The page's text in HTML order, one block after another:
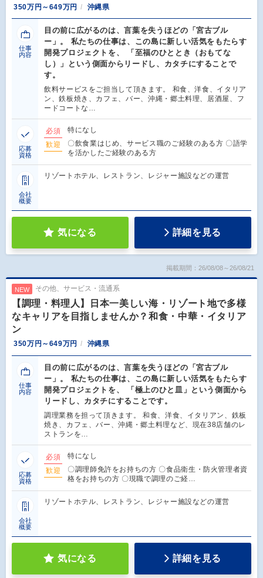
350万円～649万円 沖縄県
仕事
内容
目の前に広がるのは、言葉を失うほどの「宮古ブル
ー」。 私たちの仕事は、この島に新しい活気をもたらす
開発プロジェクトを、 「至福のひととき（おもてな
し）」という側面からリードし、カタチにすることで
す。
飲料サービスをご担当して頂きます。 和食、洋食、イタリア
ン、鉄板焼き、カフェ、バー、沖縄・郷土料理、居酒屋、フ
ードコートな…
応募
資格
必須
特になし
歓迎
〇飲食業はじめ、サービス職のご経験のある方 〇語学
を活かしたご経験のある方
会社
概要
リゾートホテル、レストラン、レジャー施設などの運営
気になる 詳細を見る
掲載期間：26/08/08～26/08/21
NEW その他、サービス・流通系
【調理・料理人】日本一美しい海・リゾート地で多様
なキャリアを目指しませんか？和食・中華・イタリア
ン
350万円～649万円 沖縄県
仕事
内容
目の前に広がるのは、言葉を失うほどの「宮古ブル
ー」。 私たちの仕事は、この島に新しい活気をもたらす
開発プロジェクトを、 「極上のひと皿」という側面から
リードし、カタチにすることです。
調理業務を担って頂きます。 和食、洋食、イタリアン、鉄板
焼き、カフェ、バー、沖縄・郷土料理など、現在38店舗のレ
ストランを…
応募
資格
必須
特になし
歓迎
〇調理師免許をお持ちの方 〇食品衛生・防火管理者資
格をお持ちの方 〇現職で調理のご経…
会社
概要
リゾートホテル、レストラン、レジャー施設などの運営
気になる 詳細を見る